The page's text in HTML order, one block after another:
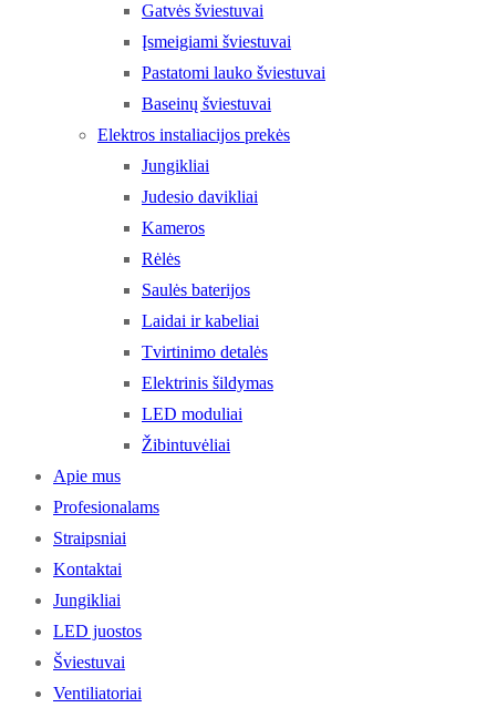
Gatvės šviestuvai
Įsmeigiami šviestuvai
Pastatomi lauko šviestuvai
Baseinų šviestuvai
Elektros instaliacijos prekės
Jungikliai
Judesio davikliai
Kameros
Rėlės
Saulės baterijos
Laidai ir kabeliai
Tvirtinimo detalės
Elektrinis šildymas
LED moduliai
Žibintuvėliai
Apie mus
Profesionalams
Straipsniai
Kontaktai
Jungikliai
LED juostos
Šviestuvai
Ventiliatoriai